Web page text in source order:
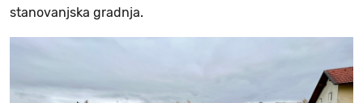
stanovanjska gradnja.